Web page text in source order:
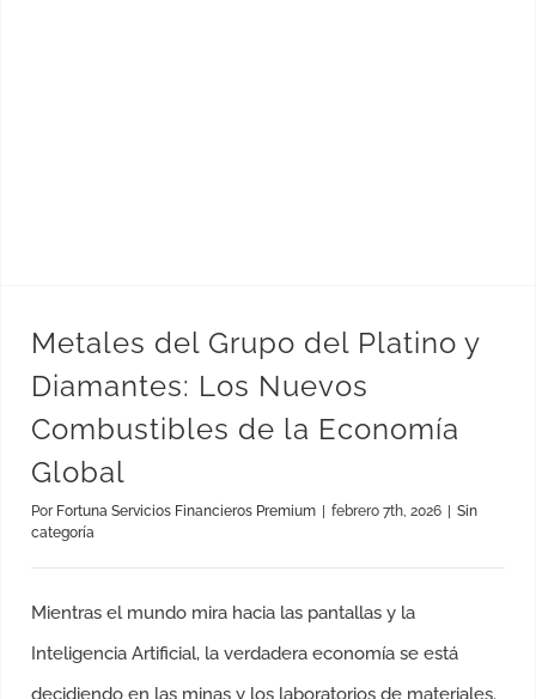
Metales del Grupo del Platino y
Diamantes: Los Nuevos
Combustibles de la Economía
Global
Por Fortuna Servicios Financieros Premium febrero 7th, 2026
Sin
categoría
Mientras el mundo mira hacia las pantallas y la
Inteligencia Artificial, la verdadera economía se está
decidiendo en las minas y los laboratorios de materiales.